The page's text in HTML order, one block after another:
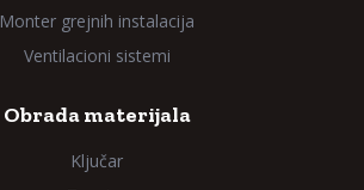
Monter grejnih instalacija
Ventilacioni sistemi
Obrada materijala
Ključar